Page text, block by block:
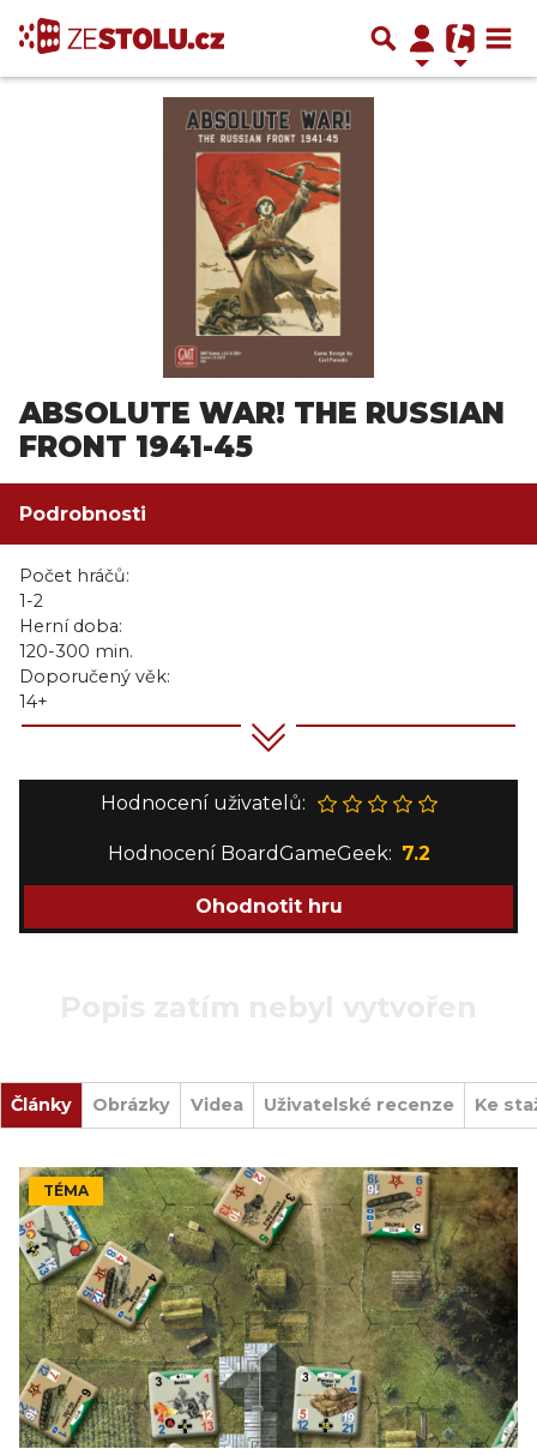
ABSOLUTE WAR! THE RUSSIAN
FRONT 1941-45
Podrobnosti
Počet hráčů:
1-2
Herní doba:
120-300 min.
Doporučený věk:
14+
Hodnocení uživatelů:
Hodnocení BoardGameGeek: 7.2
Ohodnotit hru
Články Obrázky Videa Uživatelské recenze Ke
TÉMA